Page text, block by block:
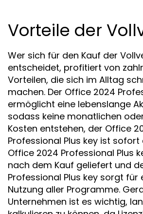
Vorteile der
Wer sich für den Kauf der
entscheidet, profitiert von
Vorteilen, die sich im Alltag
machen. Der Office 2024
ermöglicht eine lebenslange
sodass keine monatlichen
Kosten entstehen, der Office
Professional Plus key ist
Office 2024 Professional Plus
nach dem Kauf geliefert und
Professional Plus key sorgt für
Nutzung aller Programme.
Unternehmen ist es wichtig,